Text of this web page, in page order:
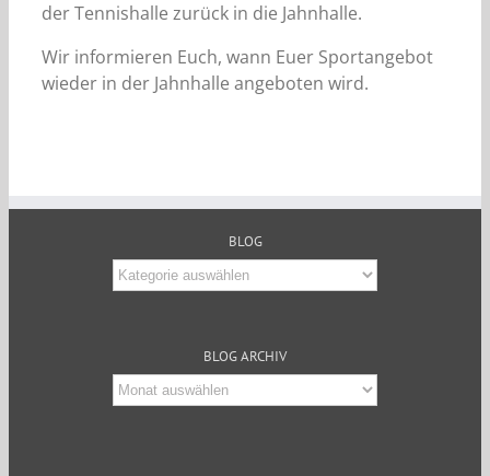
der Tennishalle zurück in die Jahnhalle.
Wir informieren Euch, wann Euer Sportangebot
wieder in der Jahnhalle angeboten wird.
BLOG
Blog
BLOG ARCHIV
Blog
Archiv